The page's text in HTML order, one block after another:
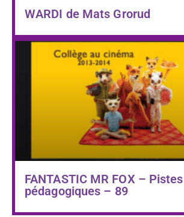
WARDI de Mats Grorud
FANTASTIC MR FOX – Pistes
pédagogiques – 89